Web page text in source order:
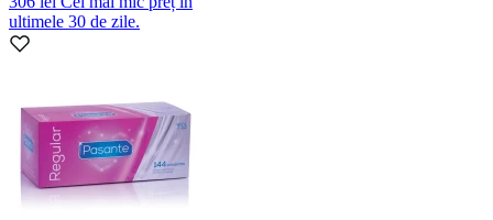
ultimele 30 de zile.